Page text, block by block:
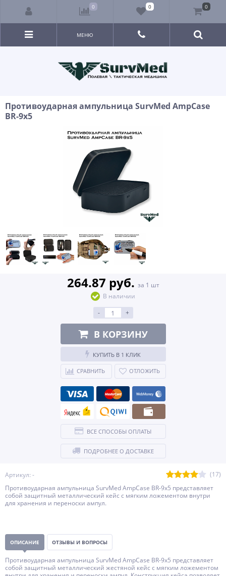
МЕНЮ
Противоударная ампульница SurvMed AmpCase
BR-9x5
Артикул: -
(17)
Противоударная ампульница SurvMed AmpCase BR-9x5 представляет
собой защитный металлический кейс с мягким ложементом внутри
для хранения и переноски ампул.
264.87 руб. за 1 шт
В наличии
-
+
В КОРЗИНУ
КУПИТЬ В 1 КЛИК
СРАВНИТЬ ОТЛОЖИТЬ
ВСЕ СПОСОБЫ ОПЛАТЫ
ПОДРОБНЕЕ О ДОСТАВКЕ
ОПИСАНИЕ ОТЗЫВЫ И ВОПРОСЫ
Противоударная ампульница SurvMed AmpCase BR-9x5 представляет
собой защитный металлический жестяной кейс с мягким ложементом
0 0 0